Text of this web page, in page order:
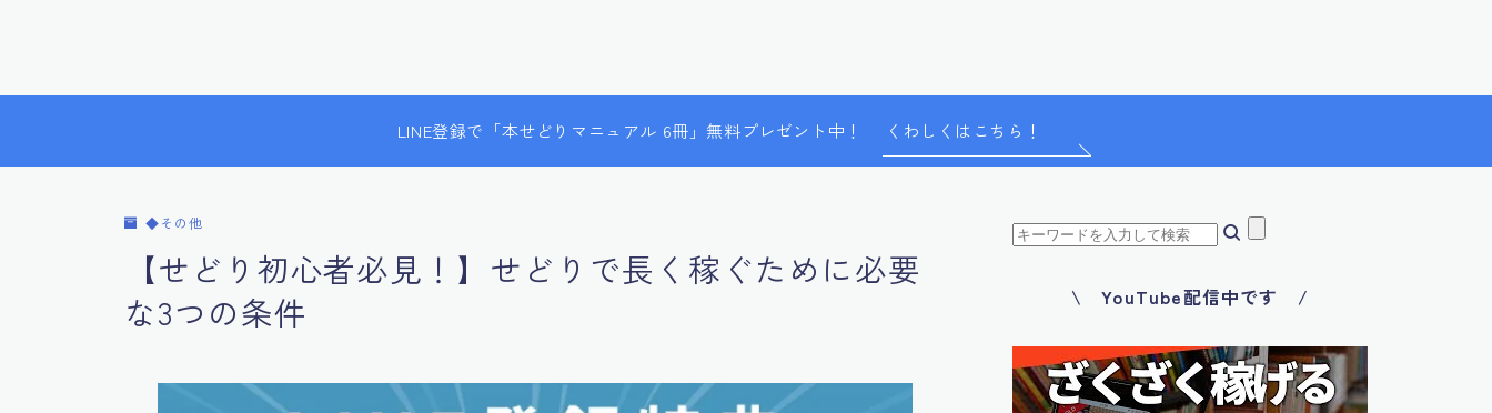
LINE登録で「本せどりマニュアル 6冊」無料プレゼント中！ くわしくはこちら！
◆その他
【せどり初心者必見！】せどりで長く稼ぐために必要
な3つの条件
\ YouTube配信中です /